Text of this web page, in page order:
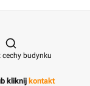
Otwórz
cechy budynku
kliknij kontakt